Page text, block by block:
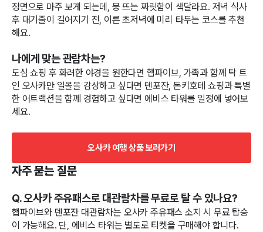
정면으로 마주 보게 되는데, 붕 뜨는 짜릿함이 색달라요. 저녁 식사
후 대기줄이 길어지기 전, 이른 초저녁에 미리 타두는 코스를 추천
해요.
나에게 맞는 관람차는?
도심 쇼핑 후 화려한 야경을 원한다면 햅파이브, 가족과 함께 탁 트
인 오사카만 일몰을 감상하고 싶다면 덴포잔, 돈키호테 쇼핑과 특별
한 어트랙션을 함께 경험하고 싶다면 에비스 타워를 일정에 넣어보
세요.
오사카 여행 상품 보러가기
자주 묻는 질문
Q. 오사카 주유패스로 대관람차를 무료로 탈 수 있나요?
햅파이브와 덴포잔 대관람차는 오사카 주유패스 소지 시 무료 탑승
이 가능해요. 단, 에비스 타워는 별도로 티켓을 구매해야 합니다.